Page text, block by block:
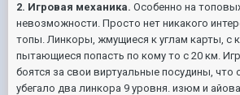
2. Игровая механика. Особенно на
невозможности. Просто нет никакого
топы. Линкоры, жмущиеся к углам карты, с
пытающиеся попасть по кому то с 20 км.
боятся за свои виртуальные посудины, что
убегало два линкора 9 уровня. изюм и